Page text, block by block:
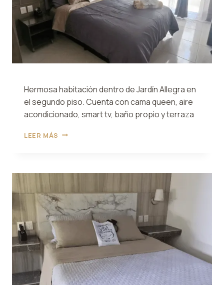
Hermosa habitación dentro de Jardín Allegra en
el segundo piso. Cuenta con cama queen, aire
acondicionado, smart tv, baño propio y terraza
LEER MÁS HABITACIÓN